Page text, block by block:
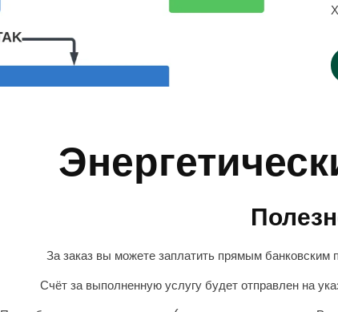
За заказ вы можете заплатить прямым
Счёт за выполненную услугу будет отправлен на